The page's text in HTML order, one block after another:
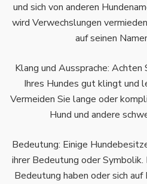
und sich von anderen
wird Verwechslungen
auf seinen
Klang und Aussprache: Achten
Ihres Hundes gut klingt und
Vermeiden Sie lange oder
Hund und andere
Bedeutung: Einige
ihrer Bedeutung oder Symbolik.
Bedeutung haben oder sich